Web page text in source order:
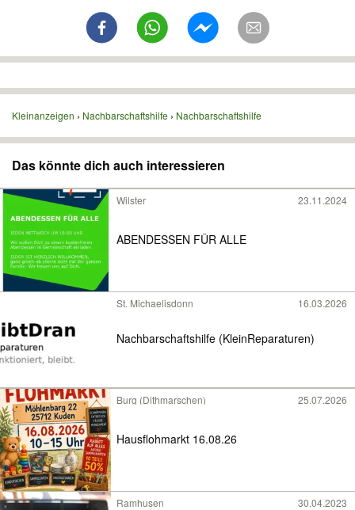
Kleinanzeigen Nachbarschaftshilfe Nachbarschaftshilfe
Das könnte dich auch interessieren
Wilster 23.11.2024
ABENDESSEN FÜR ALLE
St. Michaelisdonn 16.03.2026
Nachbarschaftshilfe (KleinReparaturen)
Burg (Dithmarschen) 25.07.2026
Hausflohmarkt 16.08.26
Ramhusen 30.04.2023